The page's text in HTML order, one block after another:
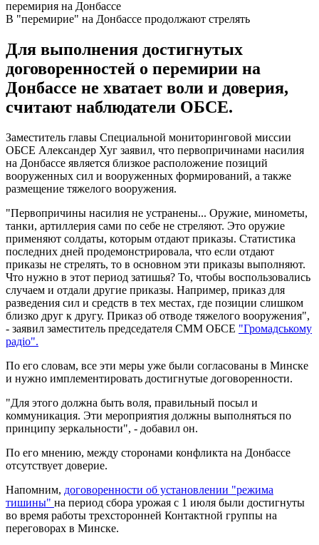
В "перемирие" на Донбассе продолжают стрелять
Для выполнения достигнутых
договоренностей о перемирии на
Донбассе не хватает воли и доверия,
считают наблюдатели ОБСЕ.
Заместитель главы Специальной мониторинговой миссии
ОБСЕ Александер Хуг заявил, что первопричинами насилия
на Донбассе является близкое расположение позиций
вооруженных сил и вооруженных формирований, а также
размещение тяжелого вооружения.
"Первопричины насилия не устранены... Оружие, минометы,
танки, артиллерия сами по себе не стреляют. Это оружие
применяют солдаты, которым отдают приказы. Статистика
последних дней продемонстрировала, что если отдают
приказы не стрелять, то в основном эти приказы выполняют.
Что нужно в этот период затишья? То, чтобы воспользовались
случаем и отдали другие приказы. Например, приказ для
разведения сил и средств в тех местах, где позиции слишком
близко друг к другу. Приказ об отводе тяжелого вооружения",
- заявил заместитель председателя СММ ОБСЕ "Громадському
радіо".
По его словам, все эти меры уже были согласованы в Минске
и нужно имплементировать достигнутые договоренности.
"Для этого должна быть воля, правильный посыл и
коммуникация. Эти мероприятия должны выполняться по
принципу зеркальности", - добавил он.
По его мнению, между сторонами конфликта на Донбассе
отсутствует доверие.
Напомним, договоренности об установлении "режима
тишины" на период сбора урожая с 1 июля были достигнуты
во время работы трехсторонней Контактной группы на
переговорах в Минске.